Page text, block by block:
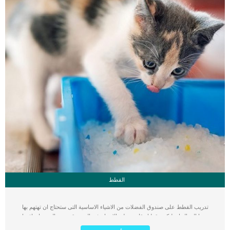
القطط
تدريب القطط على صندوق الفضلات من الاشياء الاساسية التى ستحتاج ان تهتهم بها
وتتمها الى النهاية لتكون قطتك قادرة على الاخراج فى الصندوق يعتقد البعض ان افضل
طريقة للاخراج هى تمشية الحيوان الأليف حول المنزل ليقوم بالاخراج, لكن هذا الامر